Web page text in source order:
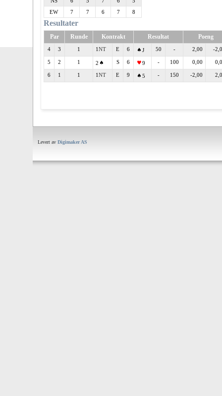
EW
7 7 6 7 8
Resultater
Par Runde Kontrakt Resultat Poeng
4 3 1 1 E 6 J 50 - 2,00 -
5 2 1 2 S 6 9 - 100 0,00
6 1 1 1 E 9 5 - 150 -2,00
Levert av Digimaker AS